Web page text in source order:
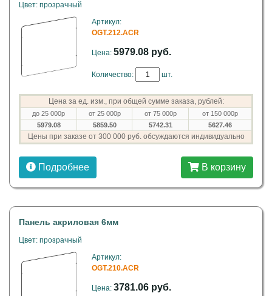
Цвет: прозрачный
Артикул:
OGT.212.ACR
Цена: 5979.08 руб.
Количество: шт.
Цена за ед. изм., при общей сумме заказа, рублей:
до 25 000р от 25 000р от 75 000р
от 150 000р
5979.08
5859.50 5742.31 5627.46
Цены при заказе от 300 000 руб. обсуждаются индивидуально
Подробнее В корзину
Панель акриловая 6мм
Цвет: прозрачный
Артикул:
OGT.210.ACR
Цена: 3781.06 руб.